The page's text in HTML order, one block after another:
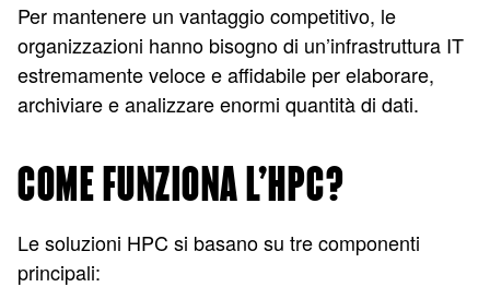
Per mantenere un vantaggio competitivo, le
organizzazioni hanno bisogno di un’infrastruttura IT
estremamente veloce e affidabile per elaborare,
archiviare e analizzare enormi quantità di dati.
COME FUNZIONA L’HPC?
Le soluzioni HPC si basano su tre componenti
principali: